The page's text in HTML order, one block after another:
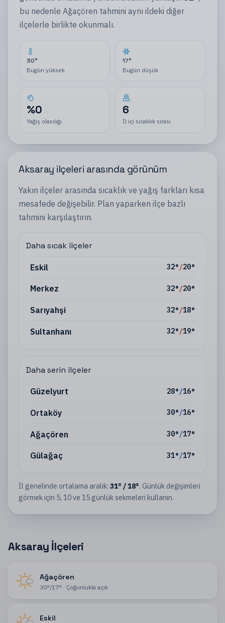
bu nedenle Ağaçören tahmini aynı ildeki diğer
ilçelerle birlikte okunmalı.
30°
Bugün yüksek
17°
Bugün düşük
%0
Yağış olasılığı
6
İl içi sıcaklık sırası
Aksaray ilçeleri arasında görünüm
Yakın ilçeler arasında sıcaklık ve yağış farkları kısa
mesafede değişebilir. Plan yaparken ilçe bazlı
tahmini karşılaştırın.
Daha sıcak ilçeler
Eskil 32°/20°
Merkez 32°/20°
Sarıyahşi 32°/18°
Sultanhanı 32°/19°
Daha serin ilçeler
Güzelyurt 28°/16°
Ortaköy 30°/16°
Ağaçören 30°/17°
Gülağaç 31°/17°
İl genelinde ortalama aralık: 31° /18°. Günlük değişimleri
görmek için 5, 10 ve 15 günlük sekmeleri kullanın.
Aksaray İlçeleri
Ağaçören
30°/17° · Çoğunlukla açık
Eskil